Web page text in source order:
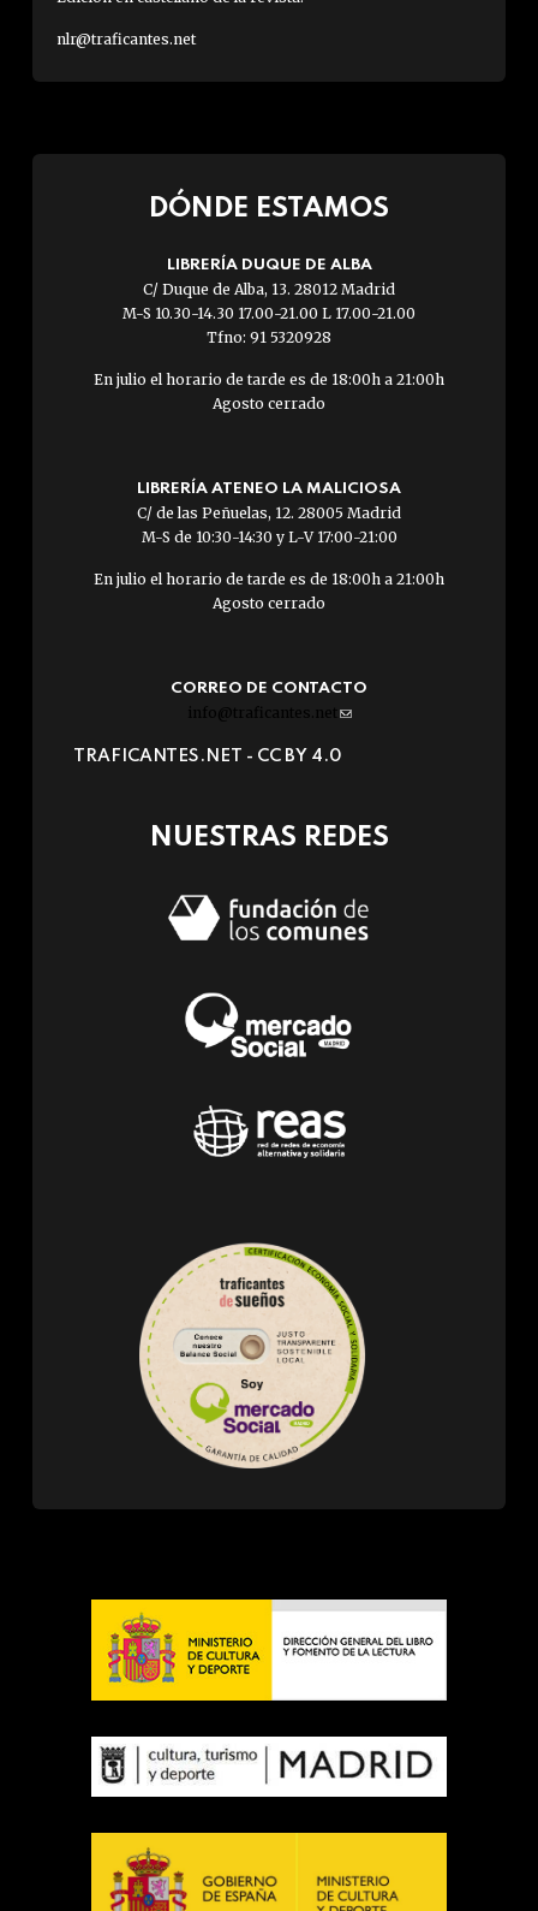
nlr@traficantes.net
DÓNDE ESTAMOS
LIBRERÍA DUQUE DE ALBA
C/ Duque de Alba, 13. 28012 Madrid
M-S 10.30-14.30 17.00-21.00 L 17.00-21.00
Tfno: 91 5320928
En julio el horario de tarde es de 18:00h a 21:00h
Agosto cerrado
LIBRERÍA ATENEO LA MALICIOSA
C/ de las Peñuelas, 12. 28005 Madrid
M-S de 10:30-14:30 y L-V 17:00-21:00
En julio el horario de tarde es de 18:00h a 21:00h
Agosto cerrado
CORREO DE CONTACTO
info@traficantes.net (link
e-
TRAFICANTES.NET - CC BY 4.0
NUESTRAS REDES